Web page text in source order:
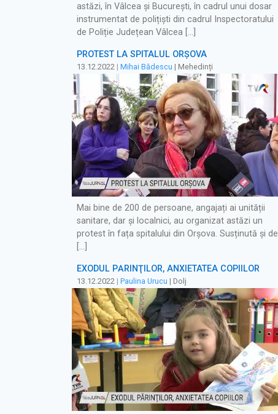
astăzi, în Vâlcea și București, în cadrul unui dosar
instrumentat de polițiști din cadrul Inspectoratului
de Poliție Județean Vâlcea […]
PROTEST LA SPITALUL ORȘOVA
13.12.2022 | Mihai Bădescu | Mehedinți
Mai bine de 200 de persoane, angajați ai unității
sanitare, dar și localnici, au organizat astăzi un
protest în fața spitalului din Orșova. Susținută și de
[…]
EXODUL PĂRINŢILOR, ANXIETATEA COPIILOR
13.12.2022 | Paulina Urucu | Dolj